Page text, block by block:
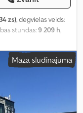
zs), degvielas veids:
stundas:9 209 h,
gaisa
Mazā sludinājuma